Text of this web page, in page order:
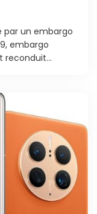
par un embargo
embargo
reconduit...